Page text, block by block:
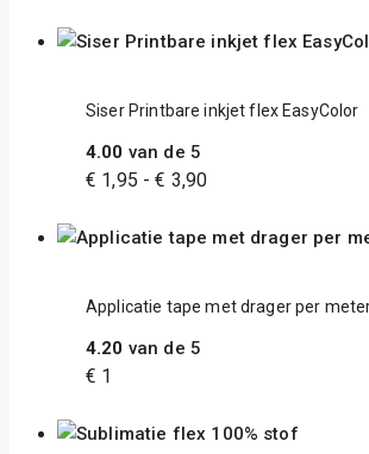
Siser Printbare inkjet flex EasyColor
4.00 van de 5
€ 1,95 - € 3,90
Applicatie tape met drager per
4.20 van de 5
€ 1